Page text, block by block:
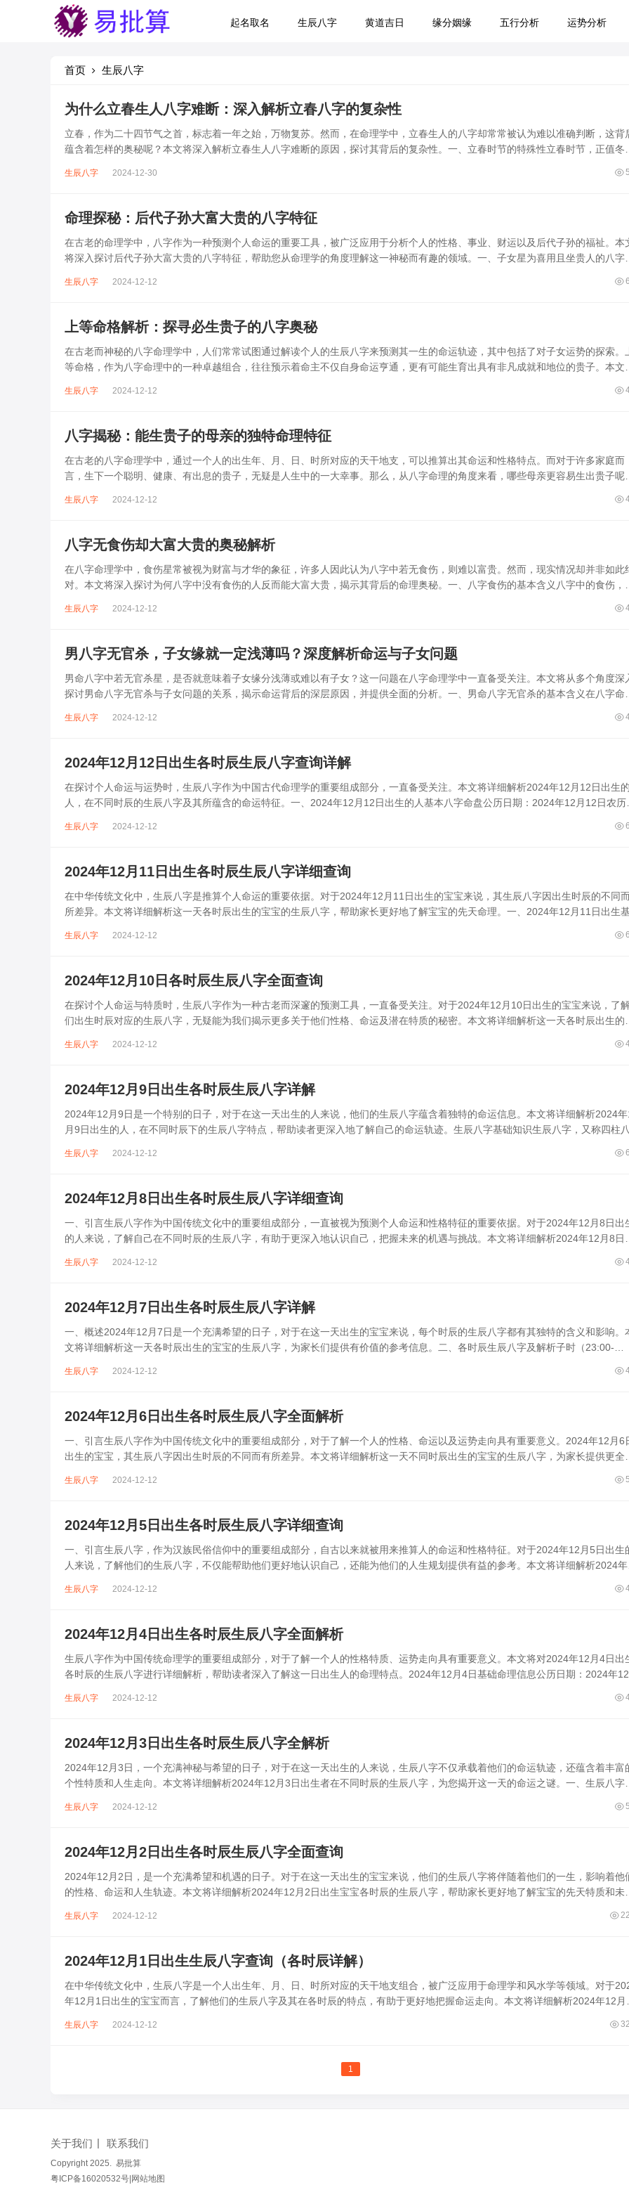
起名取名 生辰八字 黄道吉日 缘分姻缘 五行分析 运势分析
首页 生辰八字
为什么立春生人八字难断：深入解析立春八字的复杂性
立春，作为二十四节气之首，标志着一年之始，万物复苏。然而，在命理学中，立春生人的八字却常常被认为难以准确判断，这背
蕴含着怎样的奥秘呢？本文将深入解析立春生人八字难断的原因，探讨其背后的复杂性。一、立春时节的特殊性立春时节，正值冬春
生辰八字 2024-12-30
命理探秘：后代子孙大富大贵的八字特征
在古老的命理学中，八字作为一种预测个人命运的重要工具，被广泛应用于分析个人的性格、事业、财运以及后代子孙的福祉。本
将深入探讨后代子孙大富大贵的八字特征，帮助您从命理学的角度理解这一神秘而有趣的领域。一、子女星为喜用且坐贵人的八字特
生辰八字 2024-12-12
上等命格解析：探寻必生贵子的八字奥秘
在古老而神秘的八字命理学中，人们常常试图通过解读个人的生辰八字来预测其一生的命运轨迹，其中包括了对子女运势的探索。
等命格，作为八字命理中的一种卓越组合，往往预示着命主不仅自身命运亨通，更有可能生育出具有非凡成就和地位的贵子。本文将
生辰八字 2024-12-12
八字揭秘：能生贵子的母亲的独特命理特征
在古老的八字命理学中，通过一个人的出生年、月、日、时所对应的天干地支，可以推算出其命运和性格特点。而对于许多家庭而
言，生下一个聪明、健康、有出息的贵子，无疑是人生中的一大幸事。那么，从八字命理的角度来看，哪些母亲更容易生出贵子呢？
生辰八字 2024-12-12
八字无食伤却大富大贵的奥秘解析
在八字命理学中，食伤星常被视为财富与才华的象征，许多人因此认为八字中若无食伤，则难以富贵。然而，现实情况却并非如此
对。本文将深入探讨为何八字中没有食伤的人反而能大富大贵，揭示其背后的命理奥秘。一、八字食伤的基本含义八字中的食伤，是
生辰八字 2024-12-12
男八字无官杀，子女缘就一定浅薄吗？深度解析命运与子女问题
男命八字中若无官杀星，是否就意味着子女缘分浅薄或难以有子女？这一问题在八字命理学中一直备受关注。本文将从多个角度深
探讨男命八字无官杀与子女问题的关系，揭示命运背后的深层原因，并提供全面的分析。一、男命八字无官杀的基本含义在八字命理
生辰八字 2024-12-12
2024年12月12日出生各时辰生辰八字查询详解
在探讨个人命运与运势时，生辰八字作为中国古代命理学的重要组成部分，一直备受关注。本文将详细解析2024年12月12日出生的
人，在不同时辰的生辰八字及其所蕴含的命运特征。一、2024年12月12日出生的人基本八字命盘公历日期：2024年12月12日农历
生辰八字 2024-12-12
2024年12月11日出生各时辰生辰八字详细查询
在中华传统文化中，生辰八字是推算个人命运的重要依据。对于2024年12月11日出生的宝宝来说，其生辰八字因出生时辰的不同
所差异。本文将详细解析这一天各时辰出生的宝宝的生辰八字，帮助家长更好地了解宝宝的先天命理。一、2024年12月11日出生基
生辰八字 2024-12-12
2024年12月10日各时辰生辰八字全面查询
在探讨个人命运与特质时，生辰八字作为一种古老而深邃的预测工具，一直备受关注。对于2024年12月10日出生的宝宝来说，了
们出生时辰对应的生辰八字，无疑能为我们揭示更多关于他们性格、命运及潜在特质的秘密。本文将详细解析这一天各时辰出生的宝
生辰八字 2024-12-12
2024年12月9日出生各时辰生辰八字详解
2024年12月9日是一个特别的日子，对于在这一天出生的人来说，他们的生辰八字蕴含着独特的命运信息。本文将详细解析2024
月9日出生的人，在不同时辰下的生辰八字特点，帮助读者更深入地了解自己的命运轨迹。生辰八字基础知识生辰八字，又称四柱八
生辰八字 2024-12-12
2024年12月8日出生各时辰生辰八字详细查询
一、引言生辰八字作为中国传统文化中的重要组成部分，一直被视为预测个人命运和性格特征的重要依据。对于2024年12月8日出
的人来说，了解自己在不同时辰的生辰八字，有助于更深入地认识自己，把握未来的机遇与挑战。本文将详细解析2024年12月8日出
生辰八字 2024-12-12
2024年12月7日出生各时辰生辰八字详解
一、概述2024年12月7日是一个充满希望的日子，对于在这一天出生的宝宝来说，每个时辰的生辰八字都有其独特的含义和影响。
文将详细解析这一天各时辰出生的宝宝的生辰八字，为家长们提供有价值的参考信息。二、各时辰生辰八字及解析子时（23:00-
生辰八字 2024-12-12
2024年12月6日出生各时辰生辰八字全面解析
一、引言生辰八字作为中国传统文化中的重要组成部分，对于了解一个人的性格、命运以及运势走向具有重要意义。2024年12月6
出生的宝宝，其生辰八字因出生时辰的不同而有所差异。本文将详细解析这一天不同时辰出生的宝宝的生辰八字，为家长提供更全面
生辰八字 2024-12-12
2024年12月5日出生各时辰生辰八字详细查询
一、引言生辰八字，作为汉族民俗信仰中的重要组成部分，自古以来就被用来推算人的命运和性格特征。对于2024年12月5日出生
人来说，了解他们的生辰八字，不仅能帮助他们更好地认识自己，还能为他们的人生规划提供有益的参考。本文将详细解析2024年
生辰八字 2024-12-12
2024年12月4日出生各时辰生辰八字全面解析
生辰八字作为中国传统命理学的重要组成部分，对于了解一个人的性格特质、运势走向具有重要意义。本文将对2024年12月4日出
各时辰的生辰八字进行详细解析，帮助读者深入了解这一日出生人的命理特点。2024年12月4日基础命理信息公历日期：2024年12
生辰八字 2024-12-12
2024年12月3日出生各时辰生辰八字全解析
2024年12月3日，一个充满神秘与希望的日子，对于在这一天出生的人来说，生辰八字不仅承载着他们的命运轨迹，还蕴含着丰富
个性特质和人生走向。本文将详细解析2024年12月3日出生者在不同时辰的生辰八字，为您揭开这一天的命运之谜。一、生辰八字基
生辰八字 2024-12-12
2024年12月2日出生各时辰生辰八字全面查询
2024年12月2日，是一个充满希望和机遇的日子。对于在这一天出生的宝宝来说，他们的生辰八字将伴随着他们的一生，影响着他
的性格、命运和人生轨迹。本文将详细解析2024年12月2日出生宝宝各时辰的生辰八字，帮助家长更好地了解宝宝的先天特质和未来
生辰八字 2024-12-12
2024年12月1日出生生辰八字查询（各时辰详解）
在中华传统文化中，生辰八字是一个人出生年、月、日、时所对应的天干地支组合，被广泛应用于命理学和风水学等领域。对于
年12月1日出生的宝宝而言，了解他们的生辰八字及其在各时辰的特点，有助于更好地把握命运走向。本文将详细解析2024年12月1
生辰八字 2024-12-12
1
关于我们 联系我们
Copyright 2025. 易批算
粤ICP备16020532号 网站地图